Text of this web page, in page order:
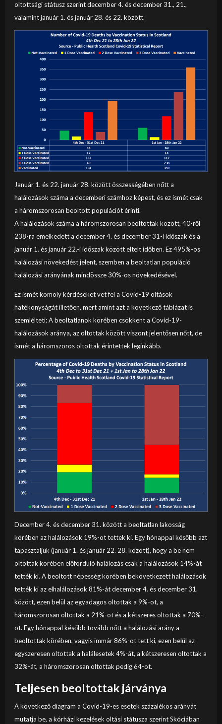
oltottsági státusz szerint december 4. és december 31., 21.,
valamint január 1. és január 28. és 22. között.
Január 1. és 22. január 28. között összességében nőtt a
halálozások száma a decemberi számhoz képest, és ez ismét csak
a háromszorosan beoltott populációt érinti.
A halálozások száma a háromszorosan beoltottak között, 40-ről
238-ra emelkedett a december 4. és december 31-i időszak és a
január 1. és január 22.-i időszak között eltelt időben. Ez 495%-os
halálozási növekedést jelent, szemben a beoltatlan populáció
halálozási arányának mindössze 30%-os növekedésével.
Ez ismét komoly kérdéseket vet fel a Covid-19 oltások
hatékonyságát illetően, mert amint azt a következő táblázat is
szemlélteti; A beoltatlanok körében csökkent a Covid-19-
halálozások aránya, az oltottak között viszont jelentősen nőtt, de
ismét a háromszoros oltottak érintettek leginkább.
December 4. és december 31. között a beoltatlan lakosság
körében az halálozások 19%-ot tettek ki. Egy hónappal később azt
tapasztaljuk (január 1. és január 22. 28. között), hogy a be nem
oltottak körében előforduló halálozás csak a halálozások 14%-át
tették ki. A beoltott népesség körében bekövetkezett halálozások
tették ki az elhalálozások 81%-át december 4. és december 31.
között, ezen belül az egyadagos oltottak a 9%-ot, a
háromszorosan oltottak a 21%-ot és a kétszeres oltottak a 70%-
ot. Egy hónappal később tovább nőtt a halálozási arány a
beoltottak körében, vagyis immár 86%-ot tett ki, ezen belül az
egyszeresen oltottak a halálesetek 4%-át, a kétszeresen oltottak a
32%-át, a háromszorosan oltottak pedig 64-ot.
Teljesen beoltottak járványa
A következő diagram a Covid-19-es esetek százalékos arányát
mutatja be, a kórházi kezelések oltási státusza szerint Skóciában